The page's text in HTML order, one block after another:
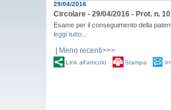
29/04/2016
Circolare - 29/04/2016 - Prot. n.
Esame per il conseguimento della
leggi tutto...
Meno recenti>>>
Link all'articolo Stampa